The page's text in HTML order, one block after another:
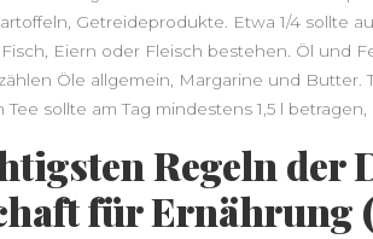
Getreideprodukte. Etwa 1/4 sollte
Eiern oder Fleisch bestehen. Öl und
Öle allgemein, Margarine und Butter.
sollte am Tag mindestens 1,5 l betragen,
Regeln der
für Ernährung